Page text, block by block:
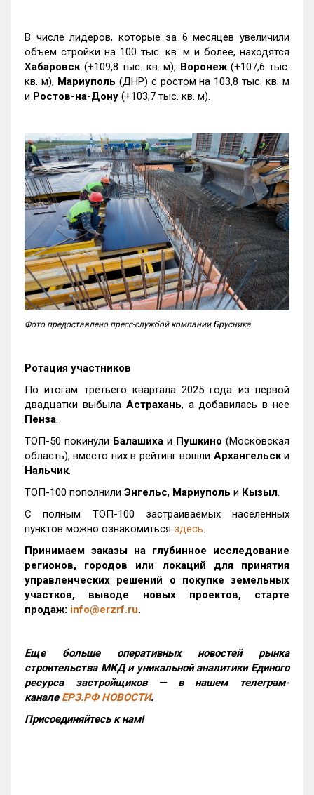
В числе лидеров, которые за 6 месяцев увеличили
объем стройки на 100 тыс. кв. м и более, находятся
Хабаровск (+109,8 тыс. кв. м), Воронеж(+107,6 тыс.
кв. м), Мариуполь (ДНР) с ростом на 103,8 тыс. кв. м
и Ростов-на-Дону (+103,7 тыс. кв. м).
Фото предоставлено пресс-службой компании Брусника
Ротация участников
По итогам третьего квартала 2025 года из первой
двадцатки выбыла Астрахань, а добавилась в нее
Пенза.
ТОП-50 покинули Балашиха и Пушкино (Московская
область), вместо них в рейтинг вошли Архангельски
Нальчик.
ТОП-100 пополнили Энгельс, Мариуполь и Кызыл.
С полным ТОП-100 застраиваемых населенных
пунктов можно ознакомиться здесь.
Принимаем заказы на глубинное исследование
регионов, городов или локаций для принятия
управленческих решений о покупке земельных
участков, выводе новых проектов, старте
продаж: info@erzrf.ru.
Еще больше оперативных новостей рынка
строительства МКД и уникальной аналитики Единого
ресурса застройщиков — в нашем телеграм-
канале ЕРЗ.РФ НОВОСТИ.
Присоединяйтесь к нам!